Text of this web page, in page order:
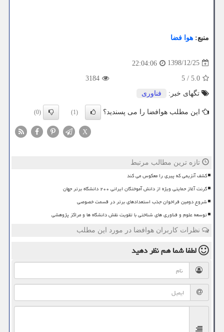
منبع: هوا فضا
1398/12/25
22:04:06
5.0
/
5
3184
تگهای خبر:
فناوری
این مطلب هوافضا را می پسندید؟ (1)
(0)
X
تازه ترین مطالب مرتبط
کشف آنزیمی که پیری را معکوس می کند
گرنت آغاز حمایتی ویژه از دانش آموختگان ایرانی ۲۰۰ دانشگاه برتر جهان
شروع دومین فراخوان جذب استعدادهای برتر در قسمت خصوصی
توسعه علوم و فناوری های شناختی با تقویت نقش دانشگاه ها و مراکز پژوهشی
نظرات کاربران هوافضا در مورد این مطلب
لطفا شما همنظر دهید